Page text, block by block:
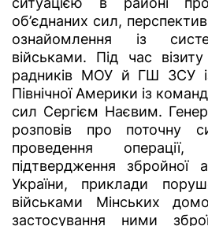
об’єднаних сил,
ознайомлення із
військами. Під час візиту
радників МОУ й ГШ ЗСУ
Північної Америки із
сил Сергієм Наєвим.
розповів про поточну
проведення операції,
підтвердження збройної
України, приклади
військами Мінських
застосування ними